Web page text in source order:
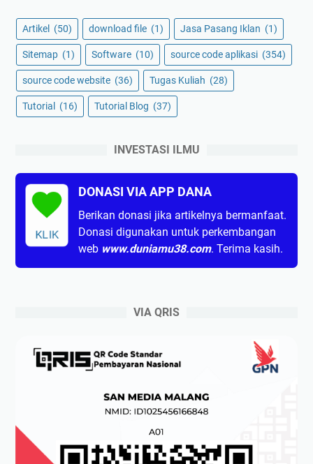
Artikel (50) download file (1) Jasa Pasang Iklan (1)
Sitemap (1) Software (10) source code aplikasi (354)
source code website (36) Tugas Kuliah (28)
Tutorial (16) Tutorial Blog (37)
INVESTASI ILMU
KLIK
DONASI VIA APP DANA
Berikan donasi jika artikelnya bermanfaat.
Donasi digunakan untuk perkembangan
web www.duniamu38.com. Terima kasih.
VIA QRIS